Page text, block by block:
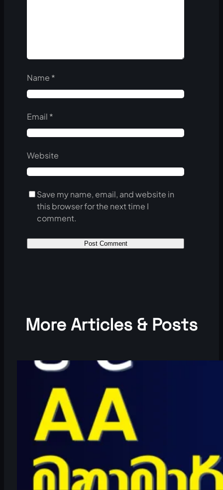
Name *
Email *
Website
Save my name, email, and website in
this browser for the next time I
comment.
More Articles & Posts